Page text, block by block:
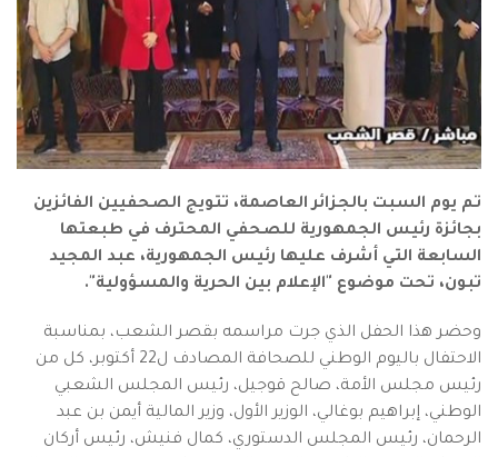
تم يوم السبت بالجزائر العاصمة، تتويج الصحفيين الفائزين
بجائزة رئيس الجمهورية للصحفي المحترف في طبعتها
السابعة التي أشرف عليها رئيس الجمهورية، عبد المجيد
تبون، تحت موضوع "الإعلام بين الحرية والمسؤولية".
وحضر هذا الحفل الذي جرت مراسمه بقصر الشعب، بمناسبة
الاحتفال باليوم الوطني للصحافة المصادف ل22 أكتوبر، كل من
رئيس مجلس الأمة، صالح قوجيل، رئيس المجلس الشعبي
الوطني، إبراهيم بوغالي، الوزير الأول، وزير المالية أيمن بن عبد
الرحمان، رئيس المجلس الدستوري، كمال فنيش، رئيس أركان